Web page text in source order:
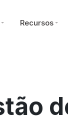
Recursos